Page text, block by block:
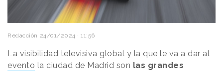
Redacción 24/01/2024 · 11:56
La visibilidad televisiva global y la que le va a dar al
evento la ciudad de Madrid son las grandes